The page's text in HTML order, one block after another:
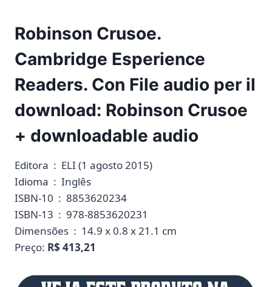
Robinson Crusoe.
Cambridge Esperience
Readers. Con File audio per il
download: Robinson Crusoe
+ downloadable audio
Editora ‏ : ‎ ELI (1 agosto 2015)
Idioma ‏ : ‎ Inglês
ISBN-10 ‏ : ‎ 8853620234
ISBN-13 ‏ : ‎ 978-8853620231
Dimensões ‏ : ‎ 14.9 x 0.8 x 21.1 cm
Preço: R$ 413,21